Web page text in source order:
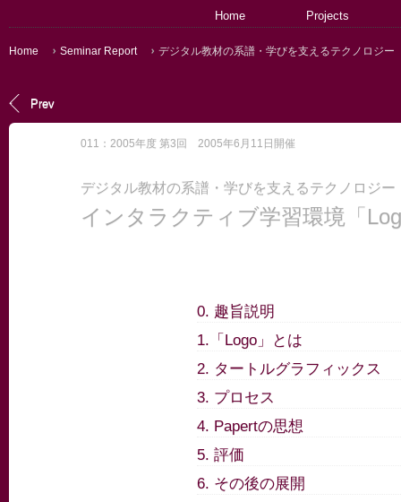
Home Projects
Home Seminar Report デジタル教材の系譜・学びを支えるテクノロジ
Prev
011：2005年度 第3回 2005年6月11日開催
デジタル教材の系譜・学びを支えるテクノロジ
インタラクティブ学習環境「
0. 趣旨説明
1.「Logo」とは
2. タートルグラフィックス
3. プロセス
4. Papertの思想
5. 評価
6. その後の展開